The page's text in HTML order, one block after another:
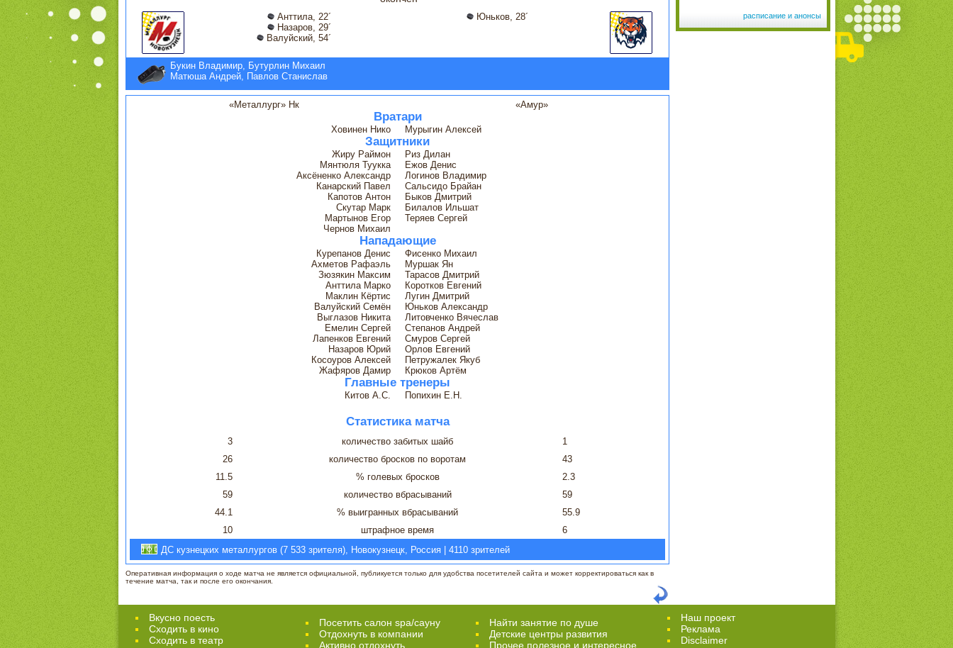
Анттила, 22´
Назаров, 29´
Валуйский, 54´
Юньков, 28´
Букин Владимир, Бутурлин Михаил
Матюша Андрей, Павлов Станислав
«Металлург» Нк «Амур»
Вратари
Ховинен Нико Мурыгин Алексей
Защитники
Жиру Раймон
Риз Дилан
Мянтюля Туукка
Ежов Денис
Аксёненко Александр
Логинов Владимир
Канарский Павел
Сальсидо Брайан
Капотов Антон
Быков Дмитрий
Скутар Марк
Билалов Ильшат
Мартынов Егор
Теряев Сергей
Чернов Михаил
Нападающие
Курепанов Денис
Фисенко Михаил
Ахметов Рафаэль
Муршак Ян
Зюзякин Максим
Тарасов Дмитрий
Анттила Марко
Коротков Евгений
Маклин Кёртис
Лугин Дмитрий
Валуйский Семён
Юньков Александр
Выглазов Никита
Литовченко Вячеслав
Емелин Сергей
Степанов Андрей
Лапенков Евгений
Смуров Сергей
Назаров Юрий
Орлов Евгений
Косоуров Алексей
Петружалек Якуб
Жафяров Дамир
Крюков Артём
Главные тренеры
Китов А.С. Попихин Е.Н.
Статистика матча
3 количество забитых шайб
1
26
количество бросков по воротам
43
11.5
% голевых бросков
2.3
59
количество вбрасываний
59
44.1
% выигранных вбрасываний
55.9
10
штрафное время
6
ДС кузнецких металлургов (7 533 зрителя), Новокузнецк, Россия | 4110 зрителей
Оперативная информация о ходе матча не является официальной, публикуется только для удобства посетителей сайта и может корректироваться как в
течение матча, так и после его окончания.
расписание и анонсы
Вкусно поесть
Сходить в кино
Cходить в театр
Посетить салон spa/сауну
Отдохнуть в компании
Активно отдохнуть
Найти занятие по душе
Детские центры развития
Прочее полезное и интересное
Наш проект
Реклама
Disclaimer